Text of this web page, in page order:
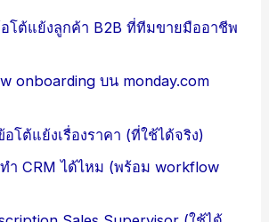
โต้แย้งลูกค้า B2B ที่ทีมขายมืออาชีพ
onboarding บน monday.com
โต้แย้งเรื่องราคา (ที่ใช้ได้จริง)
ำ CRM ได้ไหม (พร้อม workflow